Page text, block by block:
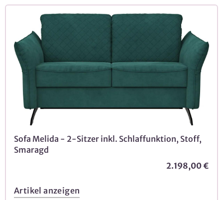
Sofa Melida - 2-Sitzer inkl. Schlaffunktion, Stoff,
Smaragd
2.198,00 €
Artikel anzeigen